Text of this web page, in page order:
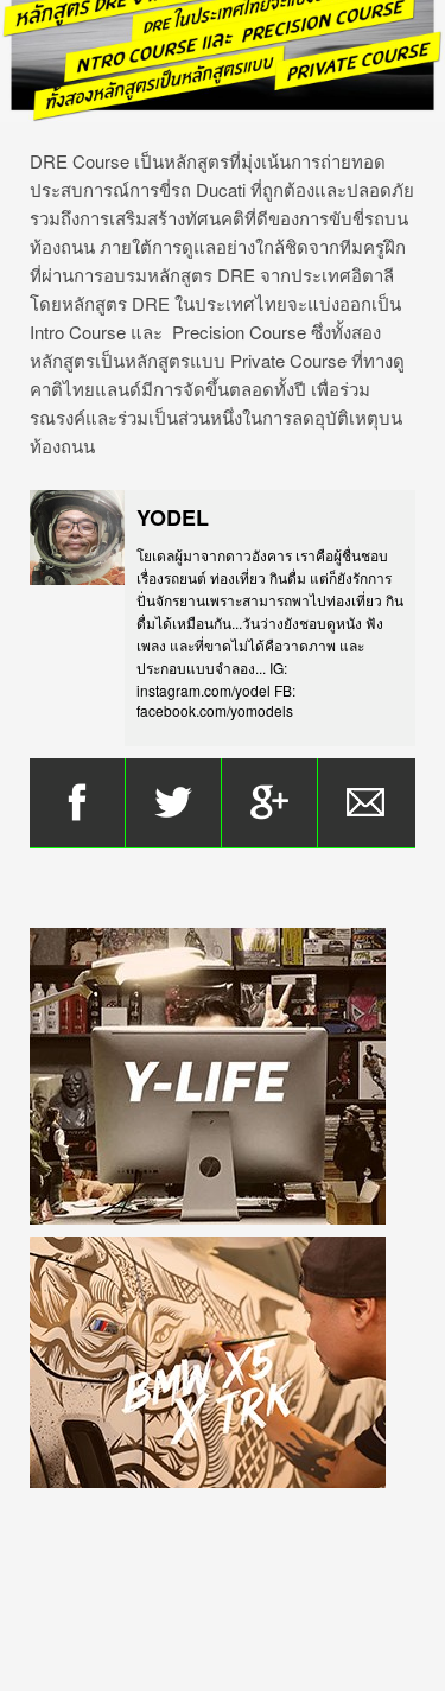
DRE Course เป็นหลักสูตรที่มุ่งเน้นการถ่ายทอด
ประสบการณ์การขี่รถ Ducatiที่ถูกต้องและปลอดภัย
รวมถึงการเสริมสร้างทัศนคติที่ดีของการขับขี่รถบน
ท้องถนนภายใต้การดูแลอย่างใกล้ชิดจากทีมครูฝึก
ที่ผ่านการอบรมหลักสูตร DRE จากประเทศอิตาลี
โดยหลักสูตร DREในประเทศไทยจะแบ่งออกเป็น
Intro Course และ Precision Courseซึ่งทั้งสอง
หลักสูตรเป็นหลักสูตรแบบ Private Courseที่ทางดู
คาติไทยแลนด์มีการจัดขึ้นตลอดทั้งปี เพื่อร่วม
รณรงค์และร่วมเป็นส่วนหนึ่งในการลดอุบัติเหตุบน
ท้องถนน
YODEL
โยเดลผู้มาจากดาวอังคาร เราคือผู้ชื่นชอบ
เรื่องรถยนต์ ท่องเที่ยว กินดื่ม แต่ก็ยังรักการ
ปั่นจักรยานเพราะสามารถพาไปท่องเที่ยว กิน
ดื่มได้เหมือนกัน...วันว่างยังชอบดูหนัง ฟัง
เพลง และที่ขาดไม่ได้คือวาดภาพ และ
ประกอบแบบจำลอง... IG:
instagram.com/yodel FB:
facebook.com/yomodels